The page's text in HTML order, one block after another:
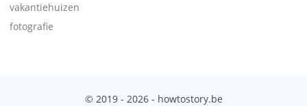
vakantiehuizen
fotografie
© 2019 - 2026 - howtostory.be